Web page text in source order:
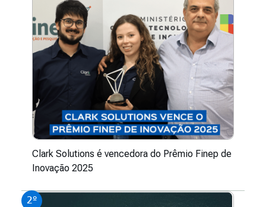
Clark Solutions é vencedora do Prêmio Finep de
Inovação 2025
2º